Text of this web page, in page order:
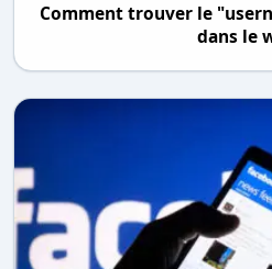
Comment trouver le
dans le